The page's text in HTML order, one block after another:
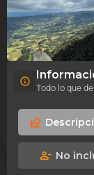
Todo lo que
No